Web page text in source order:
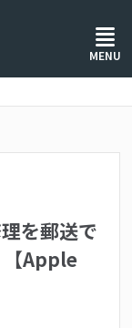
MENU
ご依頼頂きました！
を郵送で
【Apple